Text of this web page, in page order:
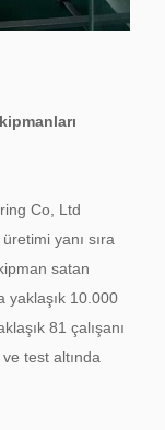
Co, Ltd
yanı sıra
satan
yaklaşık 10.000
81 çalışanı
test altında